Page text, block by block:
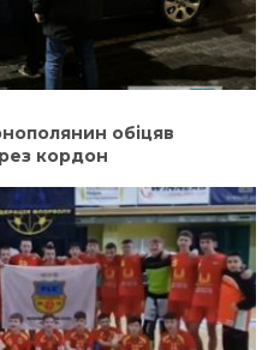
обіцяв
кордон